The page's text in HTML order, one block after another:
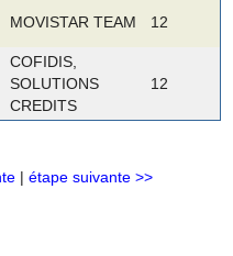
MOVISTAR TEAM 12
COFIDIS,
SOLUTIONS
CREDITS
12
|étape suivante >>